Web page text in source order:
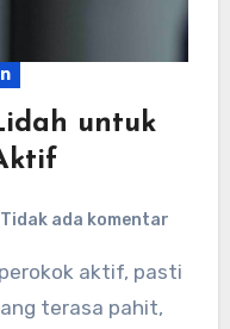
untuk
Tidak ada komentar
terasa pahit,